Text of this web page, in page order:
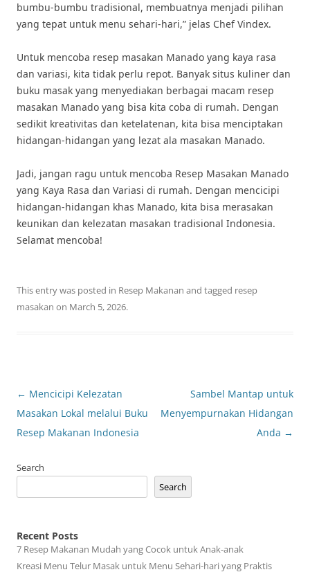
bumbu-bumbu tradisional, membuatnya menjadi pilihan
yang tepat untuk menu sehari-hari,” jelas Chef Vindex.
Untuk mencoba resep masakan Manado yang kaya rasa
dan variasi, kita tidak perlu repot. Banyak situs kuliner dan
buku masak yang menyediakan berbagai macam resep
masakan Manado yang bisa kita coba di rumah. Dengan
sedikit kreativitas dan ketelatenan, kita bisa menciptakan
hidangan-hidangan yang lezat ala masakan Manado.
Jadi, jangan ragu untuk mencoba Resep Masakan Manado
yang Kaya Rasa dan Variasi di rumah. Dengan mencicipi
hidangan-hidangan khas Manado, kita bisa merasakan
keunikan dan kelezatan masakan tradisional Indonesia.
Selamat mencoba!
This entry was posted in Resep Makanan and tagged resep
masakan on March 5, 2026.
Post
navigation
← Mencicipi Kelezatan
Masakan Lokal melalui Buku
Resep Makanan Indonesia
Sambel Mantap untuk
Menyempurnakan Hidangan
Anda →
Search
Search
Recent Posts
7 Resep Makanan Mudah yang Cocok untuk Anak-anak
Kreasi Menu Telur Masak untuk Menu Sehari-hari yang Praktis